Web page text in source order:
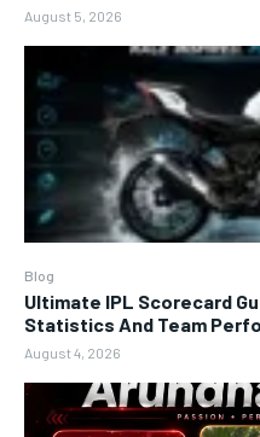
August 5, 2026
Blog
Ultimate IPL Scorecard
Statistics And Team
August 4, 2026